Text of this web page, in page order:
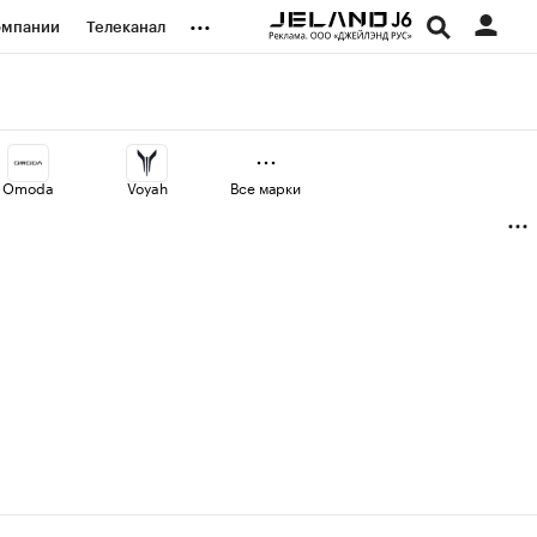
Телеканал ...
Omoda Voyah Все марки